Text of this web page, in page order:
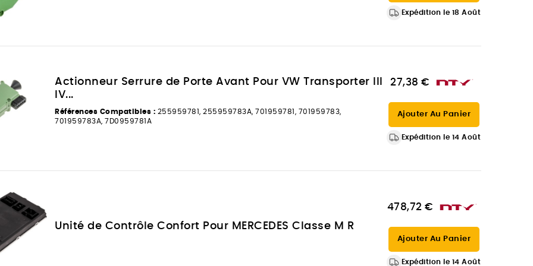
Expédition le 18 Août
Actionneur Serrure de Porte Avant Pour VW Transporter III
IV...
Références Compatibles : 255959781, 255959783A, 701959781, 701959783,
701959783A, 7D0959781A
27,38 €
Ajouter Au Panier
Expédition le 14 Août
Unité de Contrôle Confort Pour MERCEDES Classe M R
478,72 €
Ajouter Au Panier
Expédition le 14 Août